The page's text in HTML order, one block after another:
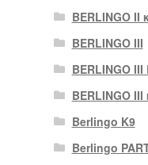
BERLINGO II
BERLINGO III
BERLINGO
BERLINGO III
Berlingo K9
Berlingo